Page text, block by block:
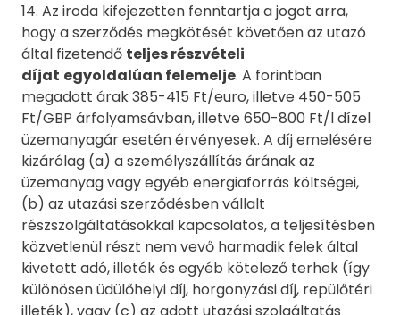
14. Az iroda kifejezetten fenntartja a jogot arra,
hogy a szerződés megkötését követően az utazó
által fizetendő teljes részvételi
díjat egyoldalúan felemelje. A forintban
megadott árak 385-415 Ft/euro, illetve 450-505
Ft/GBP árfolyamsávban, illetve 650-800 Ft/l dízel
üzemanyagár esetén érvényesek. A díj emelésére
kizárólag (a) a személyszállítás árának az
üzemanyag vagy egyéb energiaforrás költségei,
(b) az utazási szerződésben vállalt
részszolgáltatásokkal kapcsolatos, a teljesítésben
közvetlenül részt nem vevő harmadik felek által
kivetett adó, illeték és egyéb kötelező terhek (így
különösen üdülőhelyi díj, horgonyzási díj, repülőtéri